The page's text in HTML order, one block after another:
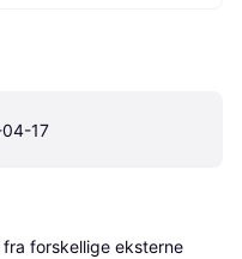
17
forskellige eksterne